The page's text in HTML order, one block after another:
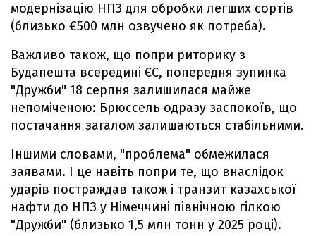
модернізацію НПЗ для обробки легших сортів
(близько €500 млн озвучено як потреба).
Важливо також, що попри риторику з
Будапешта всередині ЄС, попередня зупинка
"Дружби" 18 серпня залишилася майже
непоміченою: Брюссель одразу заспокоїв, що
постачання загалом залишаються стабільними.
Іншими словами, "проблема" обмежилася
заявами. І це навіть попри те, що внаслідок
ударів постраждав також і транзит казахської
нафти до НПЗ у Німеччині північною гілкою
"Дружби" (близько 1,5 млн тонн у 2025 році).